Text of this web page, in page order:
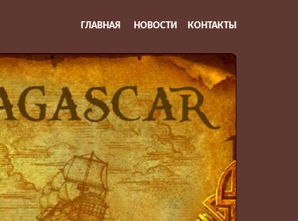
ГЛАВНАЯ НОВОСТИ КОНТАКТЫ